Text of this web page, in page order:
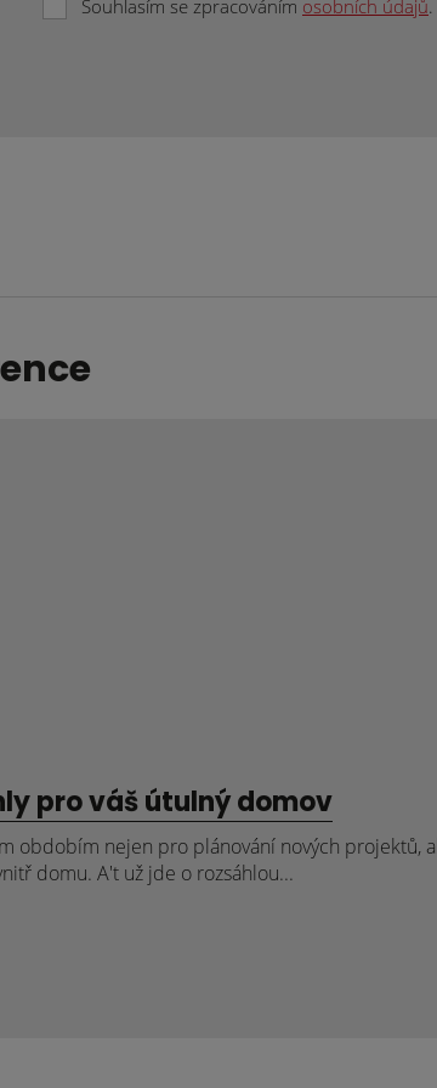
Souhlasím se zpracováním osobních údajů.
pro váš útulný domov
obdobím nejen pro plánování nových projektů,
domu. A't už jde o rozsáhlou...